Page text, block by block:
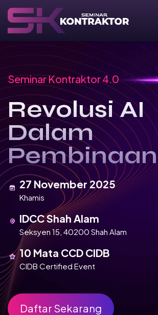
Seminar Kontraktor 4.0
Revolusi AI
Dalam
Pembinaan
27 November 2025
Khamis
IDCC Shah Alam
Seksyen 15, 40200 Shah Alam
10 Mata CCD CIDB
CIDB Certified Event
Daftar Sekarang